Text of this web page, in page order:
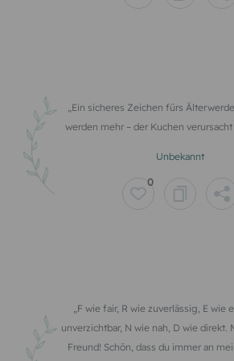
Ein sicheres Zeichen fürs
werden mehr – der Kuchen verursacht
Unbekannt
0
F wie fair, R wie zuverlässig, E wie
unverzichtbar, N wie nah, D wie direkt.
Freund! Schön, dass du immer an